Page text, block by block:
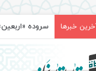
خبرها سروده‌